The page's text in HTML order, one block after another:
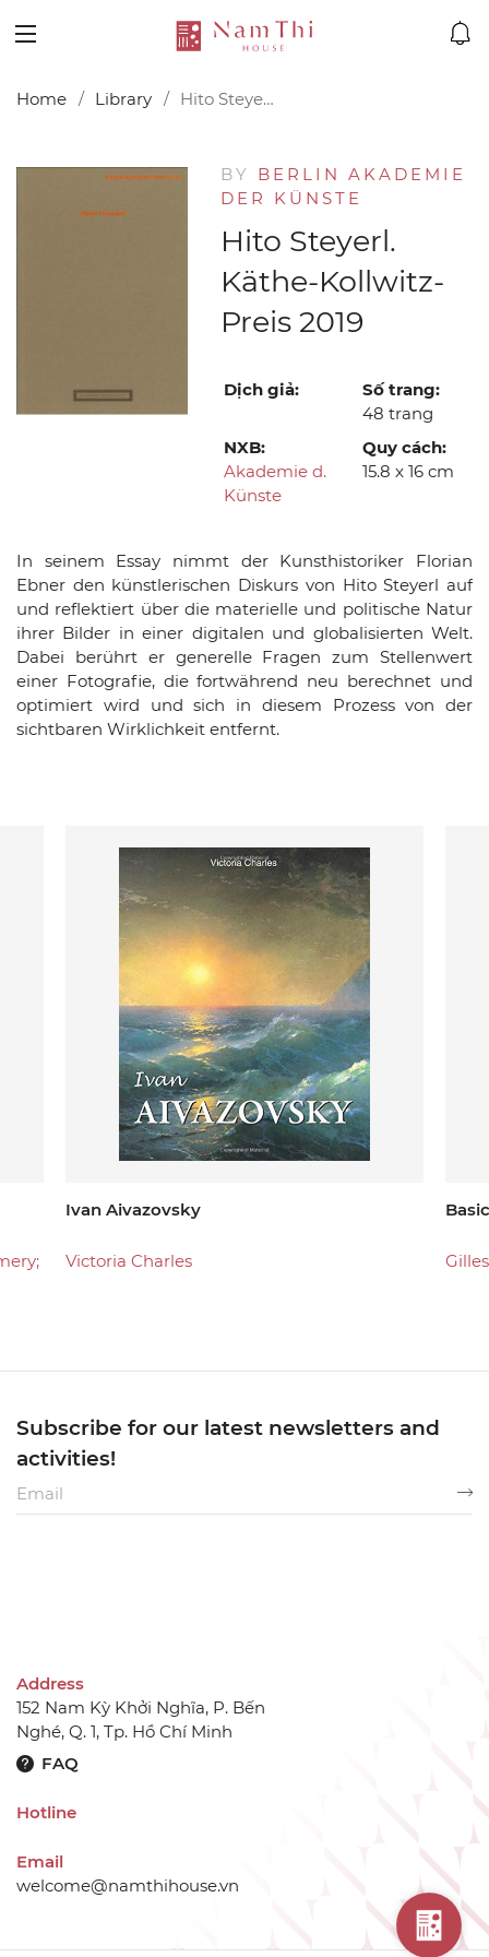
Home Library Hito Steyerl. Käthe-Kollwitz-Preis 2019
BY BERLIN AKADEMIE
DER KÜNSTE
Hito Steyerl.
Käthe-Kollwitz-
Preis 2019
Dịch giả:
Số trang:
48 trang
NXB:
Akademie d.
Künste
Quy cách:
15.8 x 16 cm
In seinem Essay nimmt der Kunsthistoriker Florian
Ebner den künstlerischen Diskurs von Hito Steyerl auf
und reflektiert über die materielle und politische Natur
ihrer Bilder in einer digitalen und globalisierten Welt.
Dabei berührt er generelle Fragen zum Stellenwert
einer Fotografie, die fortwährend neu berechnet und
optimiert wird und sich in diesem Prozess von der
sichtbaren Wirklichkeit entfernt.
Ivan Aivazovsky
Victoria Charles
Address
152 Nam Kỳ Khởi Nghĩa, P. Bến
Nghé, Q. 1, Tp. Hồ Chí Minh
FAQ
Hotline
Email
welcome@namthihouse.vn
Subscribe for our latest newsletters and
activities!